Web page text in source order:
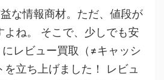
な情報商材。ただ、値段が
よね。 そこで、少しでも安
レビュー買取（≠キャッシ
を立ち上げました！ レビュ